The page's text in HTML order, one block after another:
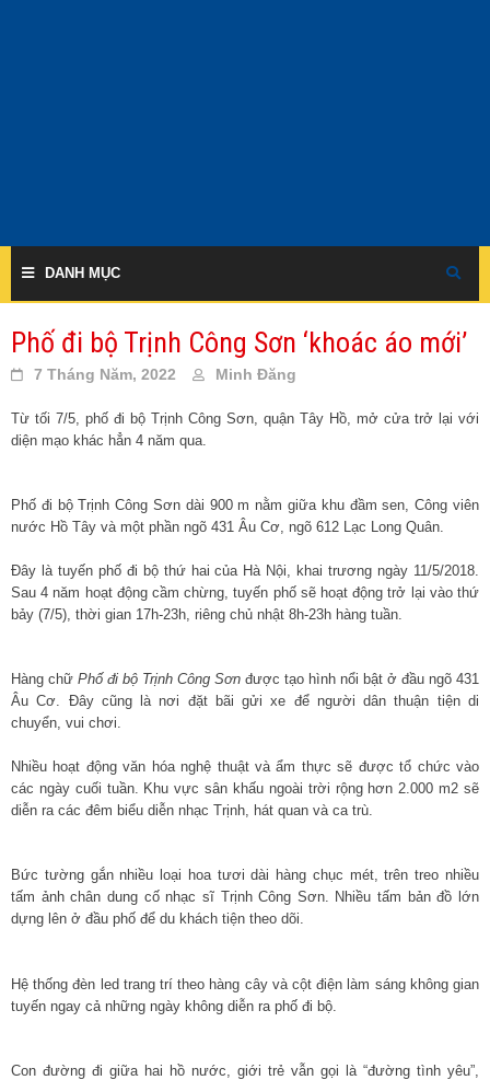
DANH MỤC
Phố đi bộ Trịnh Công Sơn ‘khoác áo mới’
7 Tháng Năm, 2022 Minh Đăng
Từ tối 7/5, phố đi bộ Trịnh Công Sơn, quận Tây Hồ, mở cửa trở lại với
diện mạo khác hẳn 4 năm qua.
Phố đi bộ Trịnh Công Sơn dài 900 m nằm giữa khu đầm sen, Công viên
nước Hồ Tây và một phần ngõ 431 Âu Cơ, ngõ 612 Lạc Long Quân.
Đây là tuyến phố đi bộ thứ hai của Hà Nội, khai trương ngày 11/5/2018.
Sau 4 năm hoạt động cầm chừng, tuyến phố sẽ hoạt động trở lại vào thứ
bảy (7/5), thời gian 17h-23h, riêng chủ nhật 8h-23h hàng tuần.
Hàng chữ Phố đi bộ Trịnh Công Sơn được tạo hình nổi bật ở đầu ngõ 431
Âu Cơ. Đây cũng là nơi đặt bãi gửi xe để người dân thuận tiện di
chuyển, vui chơi.
Nhiều hoạt động văn hóa nghệ thuật và ẩm thực sẽ được tổ chức vào
các ngày cuối tuần. Khu vực sân khấu ngoài trời rộng hơn 2.000 m2 sẽ
diễn ra các đêm biểu diễn nhạc Trịnh, hát quan và ca trù.
Bức tường gắn nhiều loại hoa tươi dài hàng chục mét, trên treo nhiều
tấm ảnh chân dung cố nhạc sĩ Trịnh Công Sơn. Nhiều tấm bản đồ lớn
dựng lên ở đầu phố để du khách tiện theo dõi.
Hệ thống đèn led trang trí theo hàng cây và cột điện làm sáng không gian
tuyến ngay cả những ngày không diễn ra phố đi bộ.
Con đường đi giữa hai hồ nước, giới trẻ vẫn gọi là “đường tình yêu”,